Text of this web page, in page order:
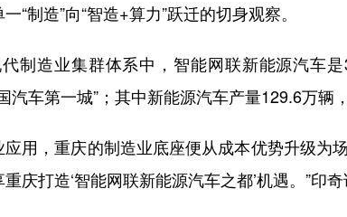
“制造”向“智造+算力”跃迁的切身观察。
代制造业集群体系中，智能网联新能源汽车
汽车第一城”；其中新能源汽车产量129.6万辆
用，重庆的制造业底座便从成本优势升级为
庆打造‘智能网联新能源汽车之都’机遇。”印奇